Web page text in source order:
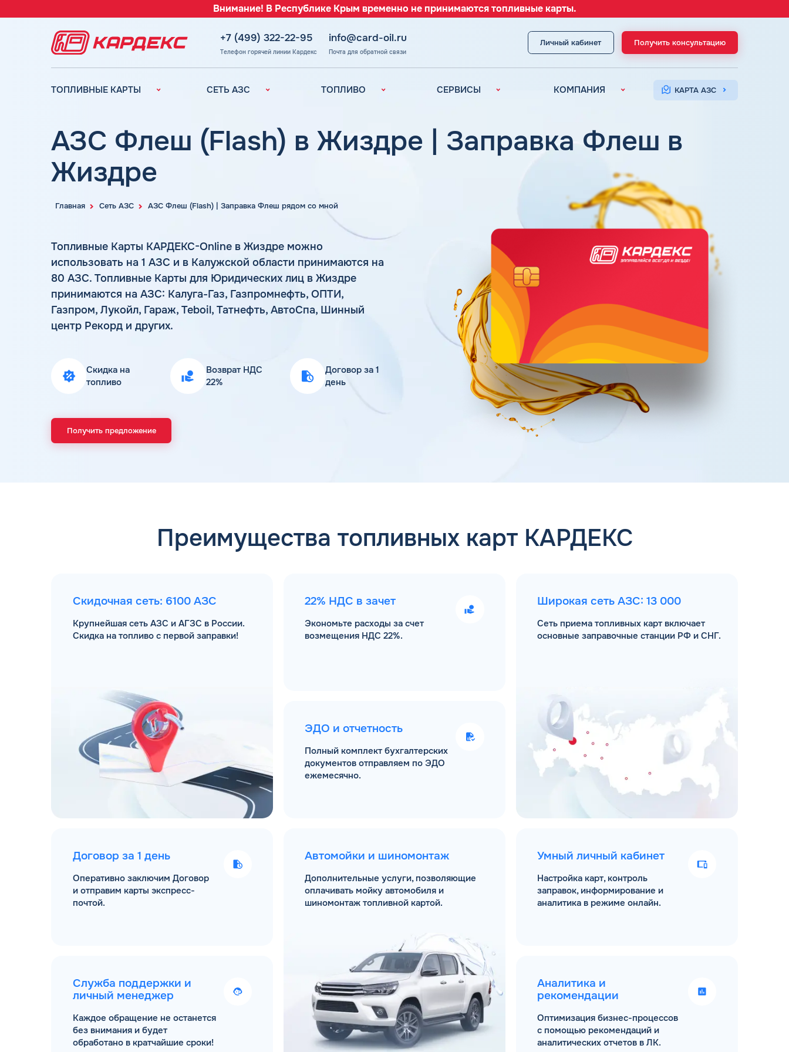
Внимание! В Республике Крым временно не принимаются топливные карты.
+7 (499) 322-22-95
Телефон горячей линии Кардекс
info@card-oil.ru
Почта для обратной связи
Личный кабинет Получить консультацию
ТОПЛИВНЫЕ КАРТЫ
Преимущества
Индивидуальный
Автомойки
Шиномонтаж
Вопросы и Ответы
СЕТЬ АЗС
АЗС Газпромнефть
АЗС Газпром
АЗС
Нефтьмагистраль
ТОПЛИВО
Бензин
Топливные бренды
Наши города
Калькулятор
Статьи
Цена бензина и ДТ
СЕРВИСЫ
Документооборот
(ЭДО)
Уведомления об
окончании баланса
КОМПАНИЯ КАРТА АЗС
Главная Сеть АЗС АЗС Флеш (Flash) | Заправка Флеш рядом со мной
АЗС Флеш (Flash) в Жиздре | Заправка Флеш в
Жиздре
Топливные Карты КАРДЕКС-Online в Жиздре можно
использовать на 1 АЗС и в Калужской области принимаются на
80 АЗС. Топливные Карты для Юридических лиц в Жиздре
принимаются на АЗС: Калуга-Газ, Газпромнефть, ОПТИ,
Газпром, Лукойл, Гараж, Teboil, Татнефть, АвтоСпа, Шинный
центр Рекорд и других.
Скидка на
топливо
Возврат НДС
22%
Договор за 1
день
Получить предложение
Преимущества топливных карт КАРДЕКС
Скидочная сеть: 6100 АЗС
Крупнейшая сеть АЗС и АГЗС в России.
Скидка на топливо с первой заправки!
Договор за 1 день
Оперативно заключим Договор
и отправим карты экспресс-
почтой.
Служба поддержки и
личный менеджер
Каждое обращение не останется
без внимания и будет
обработано в кратчайшие сроки!
22% НДС в зачет
Экономьте расходы за счет
возмещения НДС 22%.
ЭДО и отчетность
Полный комплект бухгалтерских
документов отправляем по ЭДО
ежемесячно.
Автомойки и шиномонтаж
Дополнительные услуги, позволяющие
оплачивать мойку автомобиля и
шиномонтаж топливной картой.
Широкая сеть АЗС: 13 000
Сеть приема топливных карт включает
основные заправочные станции РФ и СНГ.
Умный личный кабинет
Настройка карт, контроль
заправок, информирование и
аналитика в режиме онлайн.
Аналитика и
рекомендации
Оптимизация бизнес-процессов
с помощью рекомендаций и
аналитических отчетов в ЛК.